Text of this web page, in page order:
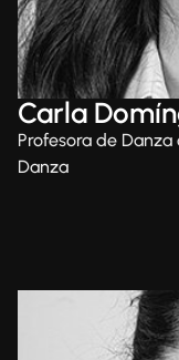
Carla
Profesora de
Danza